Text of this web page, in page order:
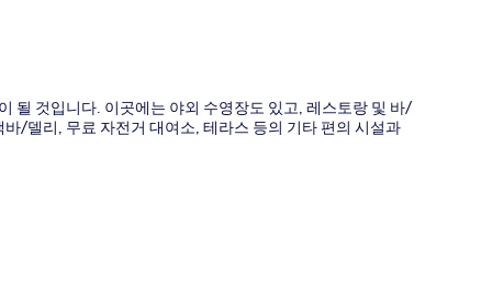
될 것입니다. 이곳에는 야외 수영장도 있고, 레스토랑 및 바/
/델리, 무료 자전거 대여소, 테라스 등의 기타 편의 시설과